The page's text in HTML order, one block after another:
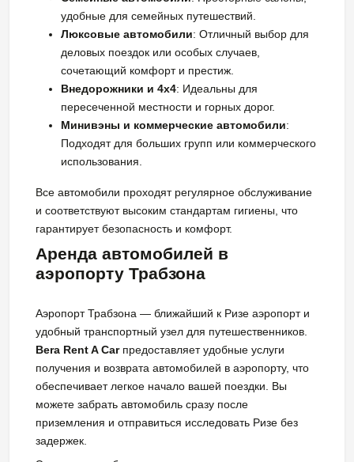
удобные для семейных путешествий.
Люксовые автомобили: Отличный выбор для
деловых поездок или особых случаев,
сочетающий комфорт и престиж.
Внедорожники и 4x4: Идеальны для
пересеченной местности и горных дорог.
Минивэны и коммерческие автомобили:
Подходят для больших групп или коммерческого
использования.
Все автомобили проходят регулярное обслуживание
и соответствуют высоким стандартам гигиены, что
гарантирует безопасность и комфорт.
Аренда автомобилей в
аэропорту Трабзона
Аэропорт Трабзона — ближайший к Ризе аэропорт и
удобный транспортный узел для путешественников.
Bera Rent A Carпредоставляет удобные услуги
получения и возврата автомобилей в аэропорту, что
обеспечивает легкое начало вашей поездки. Вы
можете забрать автомобиль сразу после
приземления и отправиться исследовать Ризе без
задержек.